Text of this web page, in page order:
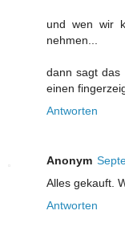
und wen wir
nehmen...
dann sagt das
einen
Antworten
Anonym
Alles gekauft.
Antworten